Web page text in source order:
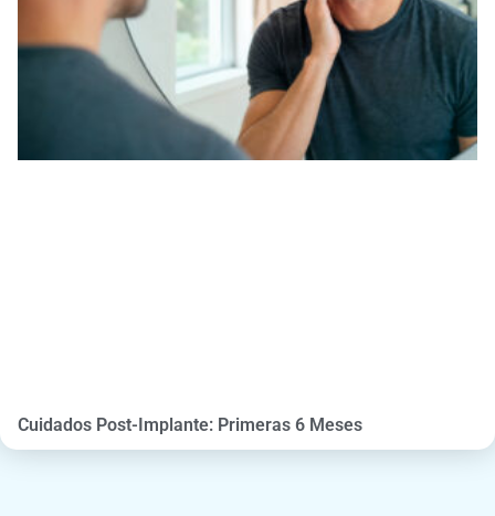
Cuidados Post-Implante: Primeras 6 Meses